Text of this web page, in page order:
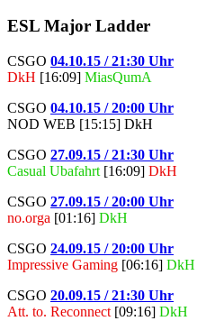
ESL Major Ladder
CSGO 04.10.15 / 21:30 Uhr
DkH [16:09] MiasQumA
CSGO 04.10.15 / 20:00 Uhr
NOD WEB [15:15] DkH
CSGO 27.09.15 / 21:30 Uhr
Casual Ubafahrt [16:09] DkH
CSGO 27.09.15 / 20:00 Uhr
no.orga [01:16] DkH
CSGO 24.09.15 / 20:00 Uhr
Impressive Gaming [06:16] DkH
CSGO 20.09.15 / 21:30 Uhr
Att. to. Reconnect [09:16] DkH